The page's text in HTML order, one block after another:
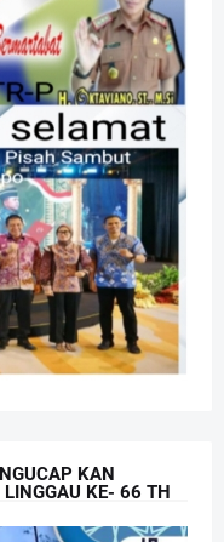
KAN
LINGGAU KE- 66 TH